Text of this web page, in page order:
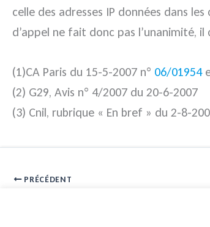
celle des adresses IP données dans
d’appel ne fait donc pas l’unanimité,
(1)CA Paris du 15-5-2007 n° 06/01954
(2) G29, Avis n° 4/2007 du 20-6-2007
(3) Cnil, rubrique « En bref » du 2-8-
PRÉCÉDENT